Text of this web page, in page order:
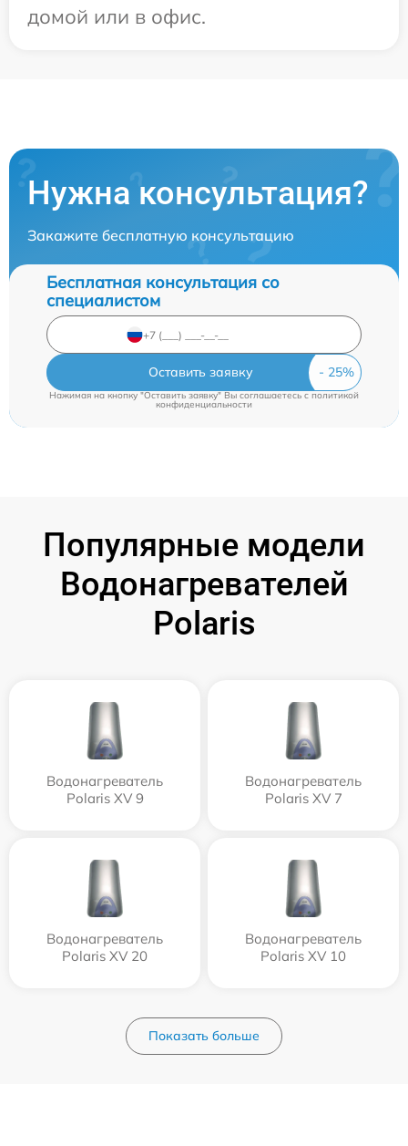
домой или в офис.
Нужна консультация?
Закажите бесплатную консультацию
Бесплатная консультация со
специалистом
Оставить заявку
Нажимая на кнопку "Оставить заявку" Вы соглашаетесь cполитикой
конфиденциальности
Популярные модели
Водонагревателей
Polaris
Водонагреватель
Polaris XV 9
Водонагреватель
Polaris XV 7
Водонагреватель
Polaris XV 20
Водонагреватель
Polaris XV 10
Показать больше